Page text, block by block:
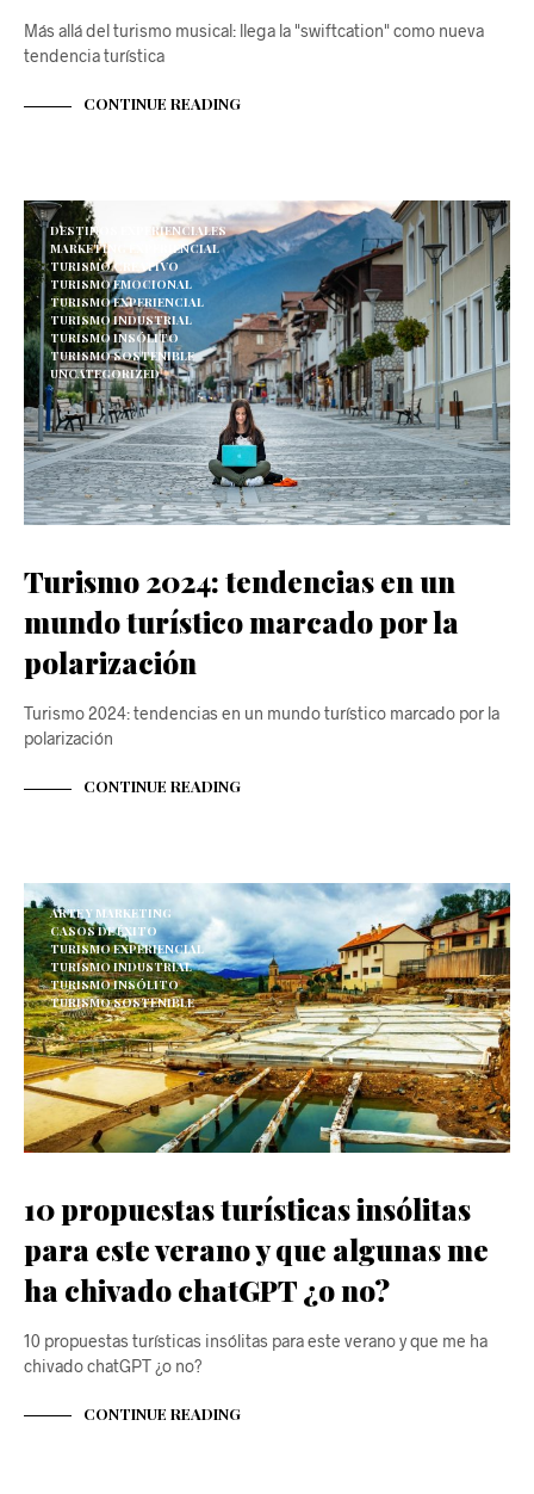
Más allá del turismo musical: llega la "swiftcation" como nueva
tendencia turística
CONTINUE READING
DESTINOS EXPERIENCIALES
MARKETING EXPERIENCIAL
TURISMO CREATIVO
TURISMO EMOCIONAL
TURISMO EXPERIENCIAL
TURISMO INDUSTRIAL
TURISMO INSÓLITO
TURISMO SOSTENIBLE
UNCATEGORIZED
Turismo 2024: tendencias en un
mundo turístico marcado por la
polarización
Turismo 2024: tendencias en un mundo turístico marcado por la
polarización
CONTINUE READING
ARTE Y MARKETING
CASOS DE ÉXITO
TURISMO EXPERIENCIAL
TURISMO INDUSTRIAL
TURISMO INSÓLITO
TURISMO SOSTENIBLE
10 propuestas turísticas insólitas
para este verano y que algunas me
ha chivado chatGPT ¿o no?
10 propuestas turísticas insólitas para este verano y que me ha
chivado chatGPT ¿o no?
CONTINUE READING